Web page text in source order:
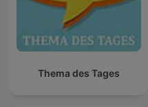
Thema des Tages